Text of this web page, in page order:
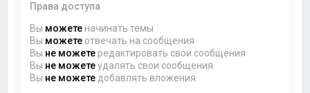
Права доступа
Вы можете начинать темы
Вы можете отвечать на сообщения
Вы не можете редактировать свои сообщения
Вы не можетеудалять свои сообщения
Вы не можете добавлять вложения